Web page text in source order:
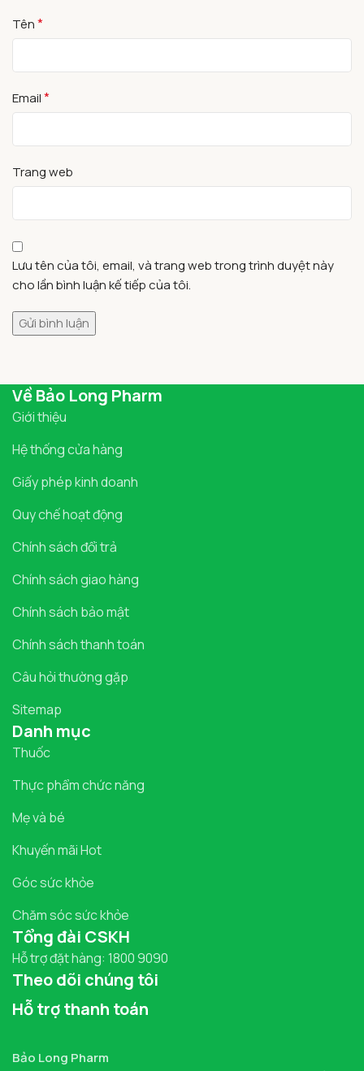
Tên*
Email*
Trang web
Lưu tên của tôi, email, và trang web trong trình duyệt này
cho lần bình luận kế tiếp của tôi.
Về Bảo Long Pharm
Giới thiệu
Hệ thống cửa hàng
Giấy phép kinh doanh
Quy chế hoạt động
Chính sách đổi trả
Chính sách giao hàng
Chính sách bảo mật
Chính sách thanh toán
Câu hỏi thường gặp
Sitemap
Danh mục
Thuốc
Thực phẩm chức năng
Mẹ và bé
Khuyến mãi Hot
Góc sức khỏe
Chăm sóc sức khỏe
Tổng đài CSKH
Hỗ trợ đặt hàng: 1800 9090
Theo dõi chúng tôi
Hỗ trợ thanh toán
Bảo Long Pharm